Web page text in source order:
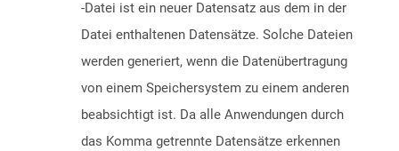
-Datei ist ein neuer Datensatz aus dem in der
Datei enthaltenen Datensätze. Solche Dateien
werden generiert, wenn die Datenübertragung
von einem Speichersystem zu einem anderen
beabsichtigt ist. Da alle Anwendungen durch
das Komma getrennte Datensätze erkennen